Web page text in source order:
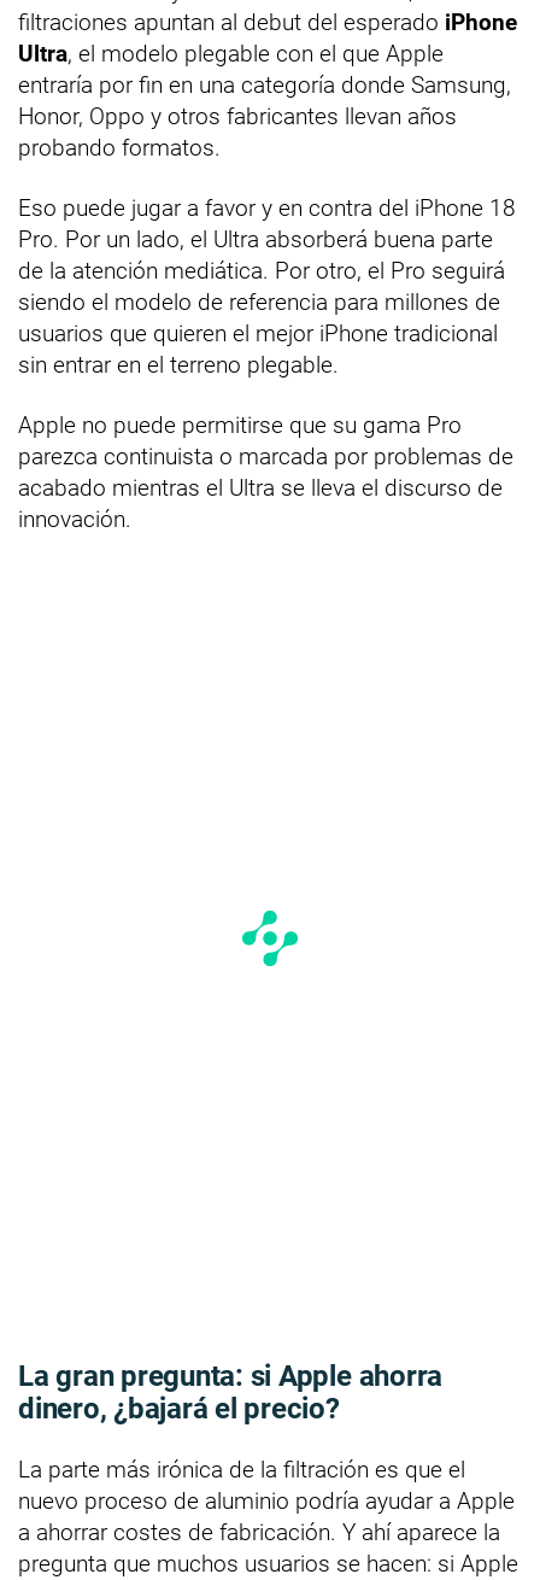
filtraciones apuntan al debut del esperado iPhone
Ultra, el modelo plegable con el que Apple
entraría por fin en una categoría donde Samsung,
Honor, Oppo y otros fabricantes llevan años
probando formatos.
Eso puede jugar a favor y en contra del iPhone 18
Pro. Por un lado, el Ultra absorberá buena parte
de la atención mediática. Por otro, el Pro seguirá
siendo el modelo de referencia para millones de
usuarios que quieren el mejor iPhone tradicional
sin entrar en el terreno plegable.
Apple no puede permitirse que su gama Pro
parezca continuista o marcada por problemas de
acabado mientras el Ultra se lleva el discurso de
innovación.
La gran pregunta: si Apple ahorra
dinero, ¿bajará el precio?
La parte más irónica de la filtración es que el
nuevo proceso de aluminio podría ayudar a Apple
a ahorrar costes de fabricación. Y ahí aparece la
pregunta que muchos usuarios se hacen: si Apple